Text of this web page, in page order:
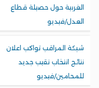
الغربية حول حصيلة قطاع
العدل/فيديو
شبكة المراقب تواكب اعلان
نتائج انتخاب نقيب جديد
للمحامين/فيديو